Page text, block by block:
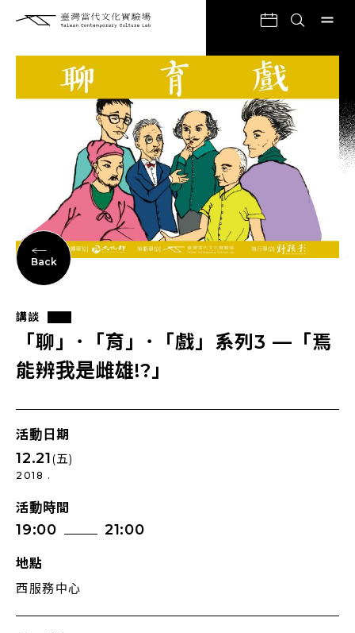
Back
講談
「聊」･「育」･「戲」系列3 —「焉
能辨我是雌雄!?」
活動日期
12.21(五)
2018 .
活動時間
19:00 21:00
地點
西服務中心